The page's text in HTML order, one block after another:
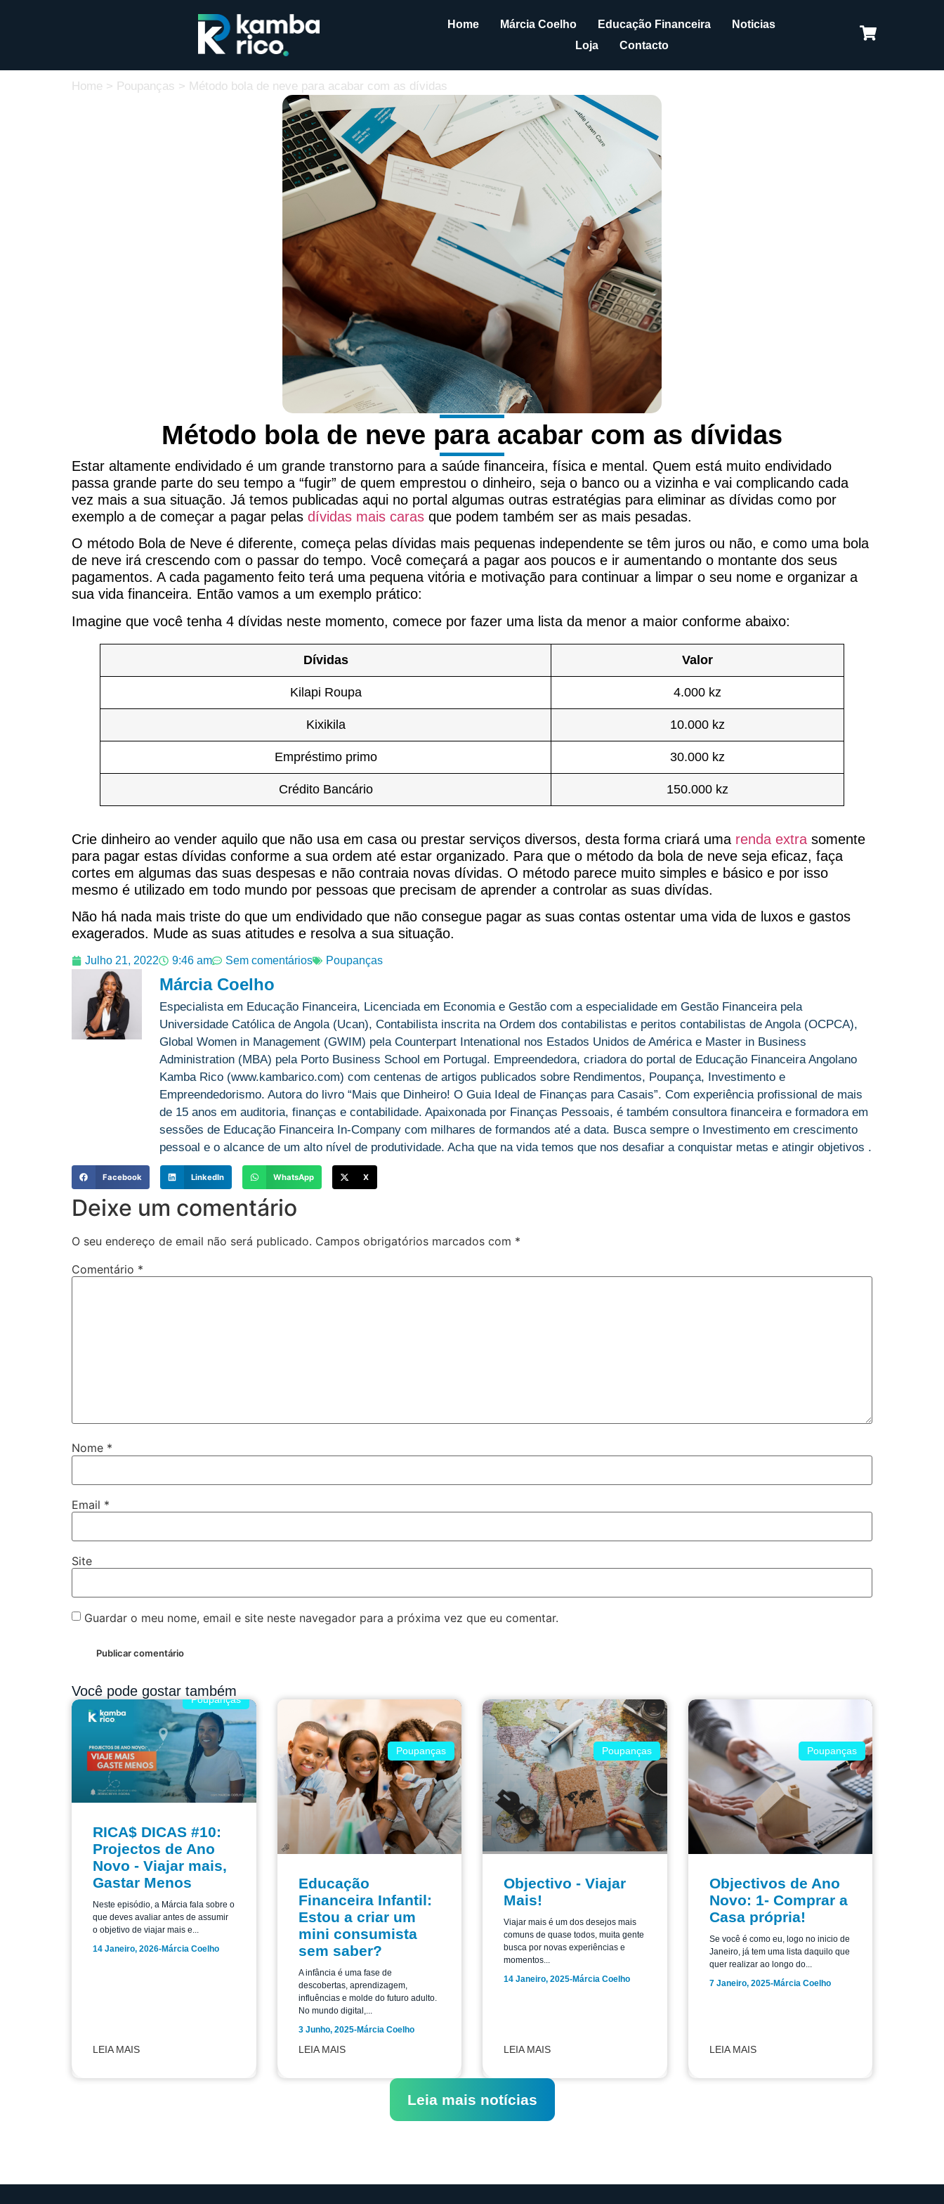
Home Márcia Coelho Educação Financeira
Noticias
Loja
Contacto
Home > Poupanças > Método bola de neve para acabar com as dívidas
Método bola de neve para acabar com as dívidas
Estar altamente endividado é um grande transtorno para a saúde financeira, física e mental. Quem está muito endividado
passa grande parte do seu tempo a “fugir” de quem emprestou o dinheiro, seja o banco ou a vizinha e vai complicando cada
vez mais a sua situação. Já temos publicadas aqui no portal algumas outras estratégias para eliminar as dívidas como por
exemplo a de começar a pagar pelas dívidas mais caras que podem também ser as mais pesadas.
O método Bola de Neve é diferente, começa pelas dívidas mais pequenas independente se têm juros ou não, e como uma bola
de neve irá crescendo com o passar do tempo. Você começará a pagar aos poucos e ir aumentando o montante dos seus
pagamentos. A cada pagamento feito terá uma pequena vitória e motivação para continuar a limpar o seu nome e organizar a
sua vida financeira. Então vamos a um exemplo prático:
Imagine que você tenha 4 dívidas neste momento, comece por fazer uma lista da menor a maior conforme abaixo:
Dívidas Valor
Kilapi Roupa 4.000 kz
Kixikila 10.000 kz
Empréstimo primo 30.000 kz
Crédito Bancário 150.000 kz
Crie dinheiro ao vender aquilo que não usa em casa ou prestar serviços diversos, desta forma criará uma renda extra somente
para pagar estas dívidas conforme a sua ordem até estar organizado. Para que o método da bola de neve seja eficaz, faça
cortes em algumas das suas despesas e não contraia novas dívidas. O método parece muito simples e básico e por isso
mesmo é utilizado em todo mundo por pessoas que precisam de aprender a controlar as suas divídas.
Não há nada mais triste do que um endividado que não consegue pagar as suas contas ostentar uma vida de luxos e gastos
exagerados. Mude as suas atitudes e resolva a sua situação.
Julho 21, 2022 9:46 am Sem comentários Poupanças
Márcia Coelho
Especialista em Educação Financeira, Licenciada em Economia e Gestão com a especialidade em Gestão Financeira pela
Universidade Católica de Angola (Ucan), Contabilista inscrita na Ordem dos contabilistas e peritos contabilistas de Angola (OCPCA),
Global Women in Management (GWIM) pela Counterpart Intenational nos Estados Unidos de América e Master in Business
Administration (MBA) pela Porto Business School em Portugal. Empreendedora, criadora do portal de Educação Financeira Angolano
Kamba Rico (www.kambarico.com) com centenas de artigos publicados sobre Rendimentos, Poupança, Investimento e
Empreendedorismo. Autora do livro “Mais que Dinheiro! O Guia Ideal de Finanças para Casais”. Com experiência profissional de mais
de 15 anos em auditoria, finanças e contabilidade. Apaixonada por Finanças Pessoais, é também consultora financeira e formadora em
sessões de Educação Financeira In-Company com milhares de formandos até a data. Busca sempre o Investimento em crescimento
pessoal e o alcance de um alto nível de produtividade. Acha que na vida temos que nos desafiar a conquistar metas e atingir objetivos .
Facebook LinkedIn WhatsApp X
Deixe um comentário
O seu endereço de email não será publicado. Campos obrigatórios marcados com *
Comentário *
Nome *
Email *
Site
Guardar o meu nome, email e site neste navegador para a próxima vez que eu comentar.
Você pode gostar também
Poupanças
RICA$ DICAS #10:
Projectos de Ano
Novo - Viajar mais,
Gastar Menos
Neste episódio, a Márcia fala sobre o
que deves avaliar antes de assumir
o objetivo de viajar mais e...
14 Janeiro, 2026-Márcia Coelho
LEIA MAIS
Poupanças
Educação
Financeira Infantil:
Estou a criar um
mini consumista
sem saber?
A infância é uma fase de
descobertas, aprendizagem,
influências e molde do futuro adulto.
No mundo digital,...
3 Junho, 2025-Márcia Coelho
LEIA MAIS
Poupanças
Objectivo - Viajar
Mais!
Viajar mais é um dos desejos mais
comuns de quase todos, muita gente
busca por novas experiências e
momentos...
14 Janeiro, 2025-Márcia Coelho
LEIA MAIS
Poupanças
Objectivos de Ano
Novo: 1- Comprar a
Casa própria!
Se você é como eu, logo no inicio de
Janeiro, já tem uma lista daquilo que
quer realizar ao longo do...
7 Janeiro, 2025-Márcia Coelho
LEIA MAIS
Leia mais notícias